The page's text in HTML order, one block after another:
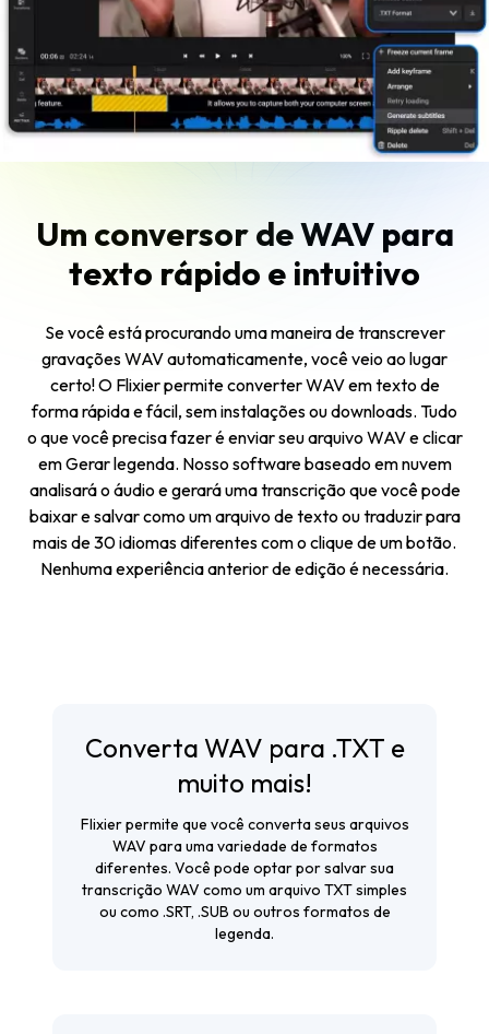
Um conversor de WAV para
texto rápido e intuitivo
Se você está procurando uma maneira de transcrever
gravações WAV automaticamente, você veio ao lugar
certo! O Flixier permite converter WAV em texto de
forma rápida e fácil, sem instalações ou downloads. Tudo
o que você precisa fazer é enviar seu arquivo WAV e clicar
em Gerar legenda. Nosso software baseado em nuvem
analisará o áudio e gerará uma transcrição que você pode
baixar e salvar como um arquivo de texto ou traduzir para
mais de 30 idiomas diferentes com o clique de um botão.
Nenhuma experiência anterior de edição é necessária.
Converta WAV para .TXT e
muito mais!
Flixier permite que você converta seus arquivos
WAV para uma variedade de formatos
diferentes. Você pode optar por salvar sua
transcrição WAV como um arquivo TXT simples
ou como .SRT, .SUB ou outros formatos de
legenda.